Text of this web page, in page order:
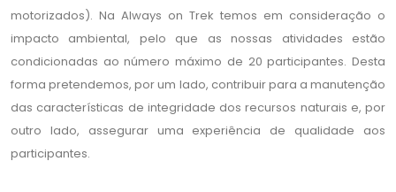
motorizados). Na Always on Trek temos em consideração o
impacto ambiental, pelo que as nossas atividades estão
condicionadas ao número máximo de 20 participantes. Desta
forma pretendemos, por um lado, contribuir para a manutenção
das características de integridade dos recursos naturais e, por
outro lado, assegurar uma experiência de qualidade aos
participantes.